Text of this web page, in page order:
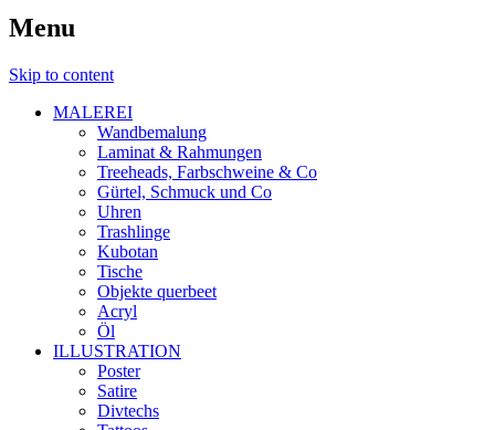
Menu
Skip to content
MALEREI
Wandbemalung
Laminat & Rahmungen
Treeheads, Farbschweine & Co
Gürtel, Schmuck und Co
Uhren
Trashlinge
Kubotan
Tische
Objekte querbeet
Acryl
Öl
ILLUSTRATION
Poster
Satire
Divtechs